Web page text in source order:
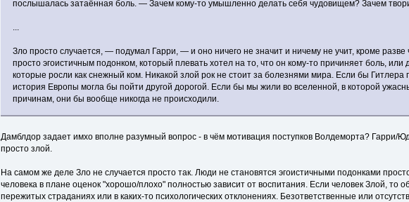
послышалась затаённая боль. — Зачем кому-то умышленно делать себя чудовищем? Зачем
...
Зло просто случается, — подумал Гарри, — и оно ничего не значит и ничему не учит, кроме
просто эгоистичным подонком, который плевать хотел на то, что он кому-то причиняет боль,
которые росли как снежный ком. Никакой злой рок не стоит за болезнями мира. Если бы Гитлера
история Европы могла бы пойти другой дорогой. Если бы мы жили во вселенной, в которой
причинам, они бы вообще никогда не происходили.
Дамблдор задает имхо вполне разумный вопрос - в чём мотивация поступков Волдеморта? Гарри/
просто злой.
На самом же деле Зло не случается просто так. Люди не становятся эгоистичными подонками
человека в плане оценок "хорошо/плохо" полностью зависит от воспитания. Если человек Злой, то
пережитых страданиях или в каких-то психологических отклонениях. Безответственные или